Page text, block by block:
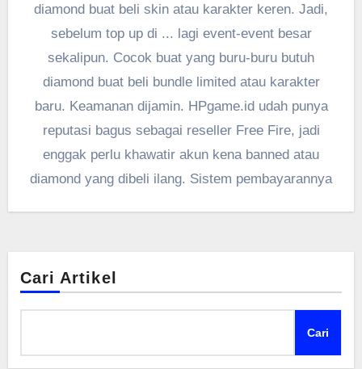
diamond buat beli skin atau karakter keren. Jadi,
sebelum top up di ... lagi event-event besar
sekalipun. Cocok buat yang buru-buru butuh
diamond buat beli bundle limited atau karakter
baru. Keamanan dijamin. HPgame.id udah punya
reputasi bagus sebagai reseller Free Fire, jadi
enggak perlu khawatir akun kena banned atau
diamond yang dibeli ilang. Sistem pembayarannya
Cari Artikel
Cari